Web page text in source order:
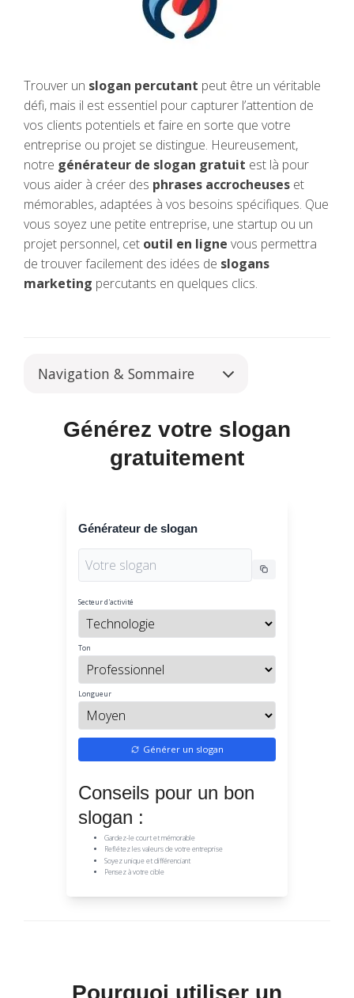
Trouver un slogan percutant peut être un véritable
défi, mais il est essentiel pour capturer l’attention de
vos clients potentiels et faire en sorte que votre
entreprise ou projet se distingue. Heureusement,
notre générateur de slogan gratuit est là pour
vous aider à créer des phrases accrocheuses et
mémorables, adaptées à vos besoins spécifiques. Que
vous soyez une petite entreprise, une startup ou un
projet personnel, cet outil en ligne vous permettra
de trouver facilement des idées de slogans
marketing percutants en quelques clics.
Navigation & Sommaire
Générez votre slogan
gratuitement
Générateur de slogan
Secteur d'activité
Ton
Longueur
Générer un slogan
Conseils pour un bon
slogan :
Gardez-le court et mémorable
Reflétez les valeurs de votre entreprise
Soyez unique et différenciant
Pensez à votre cible